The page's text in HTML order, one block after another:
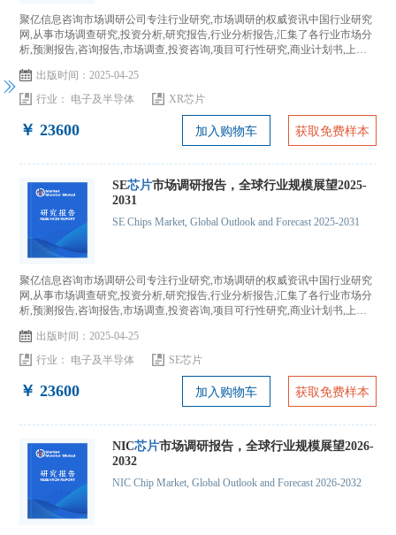
聚亿信息咨询市场调研公司专注行业研究,市场调研的权威资讯中国行业研究
网,从事市场调查研究,投资分析,研究报告,行业分析报告,汇集了各行业市场分
析,预测报告,咨询报告,市场调查,投资咨询,项目可行性研究,商业计划书,上市
出版时间：2025-04-25
行业： 电子及半导体 XR芯片
￥ 23600 加入购物车 获取免费样本
SE芯片市场调研报告，全球行业规模展望2025-
2031
SE Chips Market, Global Outlook and Forecast 2025-2031
聚亿信息咨询市场调研公司专注行业研究,市场调研的权威资讯中国行业研究
网,从事市场调查研究,投资分析,研究报告,行业分析报告,汇集了各行业市场分
析,预测报告,咨询报告,市场调查,投资咨询,项目可行性研究,商业计划书,上市
出版时间：2025-04-25
行业： 电子及半导体 SE芯片
￥ 23600 加入购物车 获取免费样本
NIC芯片市场调研报告，全球行业规模展望2026-
2032
NIC Chip Market, Global Outlook and Forecast 2026-2032